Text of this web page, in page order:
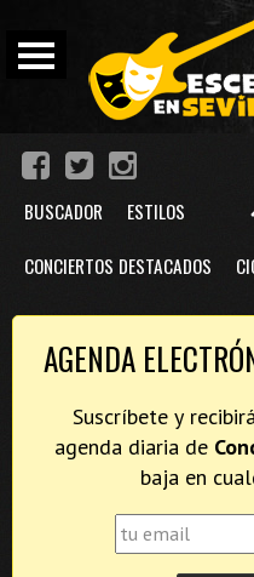
BUSCADOR ESTILOS
CONCIERTOS DESTACADOS
AGENDA
Suscríbete y
agenda diaria de
baja en